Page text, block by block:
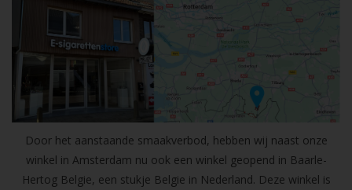
Door het aanstaande smaakverbod, hebben wij naast onze
winkel in Amsterdam nu ook een winkel geopend in Baarle-
Hertog Belgie, een stukje Belgie in Nederland. Deze winkel is